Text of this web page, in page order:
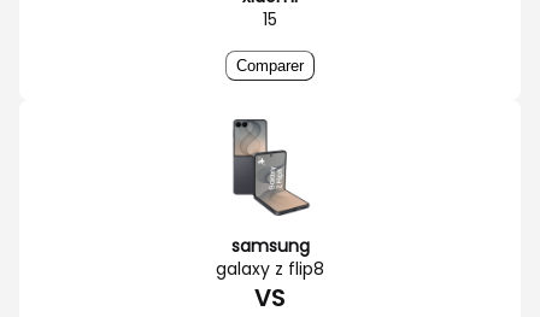
15
Comparer
samsung
galaxy z flip8
VS